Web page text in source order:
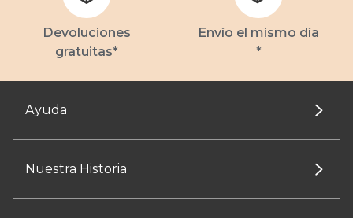
Devoluciones
gratuitas*
Envío el mismo día
*
Ayuda
Nuestra Historia